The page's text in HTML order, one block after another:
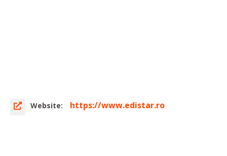
Website: https://www.edistar.ro